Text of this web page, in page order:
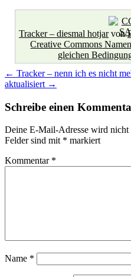
Tracker – diesmal hotjarvon
Creative Commons
gleichen
← Tracker – nenn ich es nicht
aktualisiert →
Schreibe einen
Deine E-Mail-Adresse wird
Felder sind mit * markiert
Kommentar *
Name *